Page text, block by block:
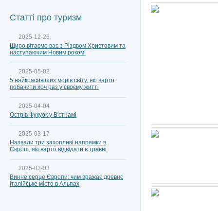
Статті про туризм
2025-12-26
Щиро вітаємо вас з Різдвом Христовим та
наступаючим Новим роком!
2025-05-02
5 найкрасивіших морів світу, які варто
побачити хоч раз у своєму житті
2025-04-04
Острів Фукуок у В'єтнамі
2025-03-17
Назвали три захопливі напрямки в
Європі, які варто відвідати в травні
2025-03-03
Винне серце Європи: чим вражає древнє
італійське місто в Альпах